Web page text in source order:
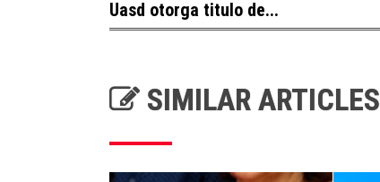
Uasd otorga titulo de...
SIMILAR ARTICLES